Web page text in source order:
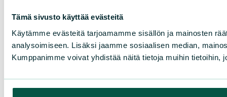
Tämä sivusto käyttää evästeitä
Käytämme evästeitä tarjoamamme sisällön ja mainosten
analysoimiseen. Lisäksi jaamme sosiaalisen median,
Kumppanimme voivat yhdistää näitä tietoja muihin tietoihin,